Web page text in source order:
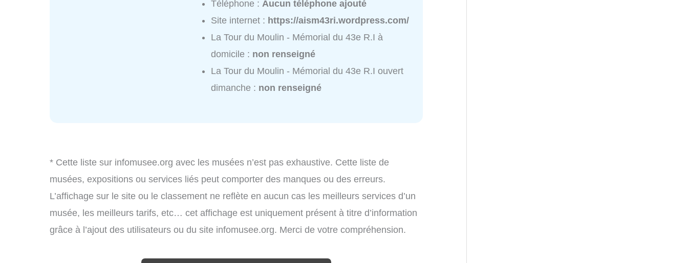
Téléphone : Aucun téléphone ajouté
Site internet : https://aism43ri.wordpress.com/
La Tour du Moulin - Mémorial du 43e R.I à
domicile : non renseigné
La Tour du Moulin - Mémorial du 43e R.I ouvert
dimanche : non renseigné
* Cette liste sur infomusee.org avec les musées n’est pas exhaustive. Cette liste de
musées, expositions ou services liés peut comporter des manques ou des erreurs.
L’affichage sur le site ou le classement ne reflète en aucun cas les meilleurs services d’un
musée, les meilleurs tarifs, etc… cet affichage est uniquement présent à titre d’information
grâce à l’ajout des utilisateurs ou du site infomusee.org. Merci de votre compréhension.